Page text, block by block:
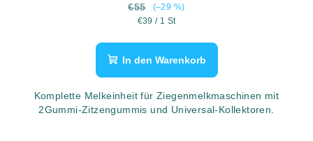
€55
(–29 %)
Verkaufspreis:
€39 / 1 St
In den Warenkorb
Komplette Melkeinheit für Ziegenmelkmaschinen mit
2Gummi-Zitzengummis und Universal-Kollektoren.